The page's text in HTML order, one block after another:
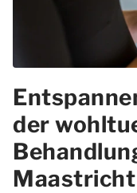
der
Maastricht